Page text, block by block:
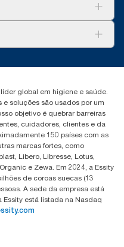
global em higiene e saúde.
e soluções são usados por um
objetivo é quebrar barreiras
cuidadores, clientes e da
150 países com as
marcas fortes, como
Libero, Libresse, Lotus,
e Zewa. Em 2024, a Essity
de coroas suecas (13
A sede da empresa está
está listada na Nasdaq